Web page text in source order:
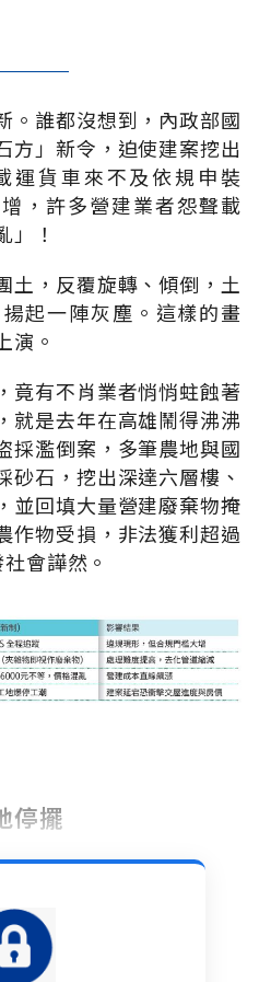
。誰都沒想到，內政部國
方」新令，迫使建案挖出
運貨車來不及依規申裝
，許多營建業者怨聲載
」！
土，反覆旋轉、傾倒，土
起一陣灰塵。這樣的畫
演。
竟有不肖業者悄悄蛀蝕著
就是去年在高雄鬧得沸沸
採濫倒案，多筆農地與國
砂石，挖出深達六層樓、
並回填大量營建廢棄物掩
作物受損，非法獲利超過
會譁然。
停擺